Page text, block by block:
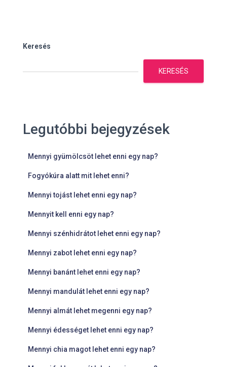
Keresés
KERESÉS
Legutóbbi bejegyzések
Mennyi gyümölcsöt lehet enni egy nap?
Fogyókúra alatt mit lehet enni?
Mennyi tojást lehet enni egy nap?
Mennyit kell enni egy nap?
Mennyi szénhidrátot lehet enni egy nap?
Mennyi zabot lehet enni egy nap?
Mennyi banánt lehet enni egy nap?
Mennyi mandulát lehet enni egy nap?
Mennyi almát lehet megenni egy nap?
Mennyi édességet lehet enni egy nap?
Mennyi chia magot lehet enni egy nap?